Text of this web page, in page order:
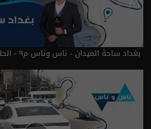
بغداد ساحة الميدان - ناس وناس م٩ - الحلقة ٨٦ | الموسم 9